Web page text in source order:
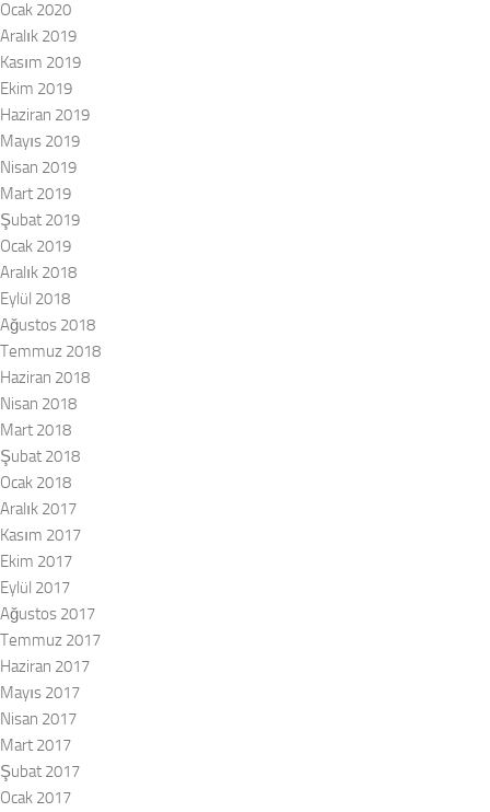
Ocak 2020
Aralık 2019
Kasım 2019
Ekim 2019
Haziran 2019
Mayıs 2019
Nisan 2019
Mart 2019
Şubat 2019
Ocak 2019
Aralık 2018
Eylül 2018
Ağustos 2018
Temmuz 2018
Haziran 2018
Nisan 2018
Mart 2018
Şubat 2018
Ocak 2018
Aralık 2017
Kasım 2017
Ekim 2017
Eylül 2017
Ağustos 2017
Temmuz 2017
Haziran 2017
Mayıs 2017
Nisan 2017
Mart 2017
Şubat 2017
Ocak 2017